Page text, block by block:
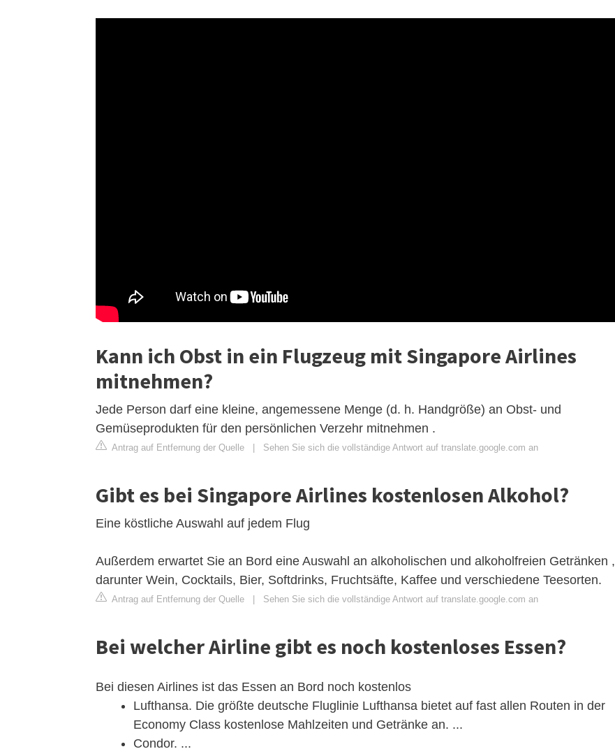
Kann ich Obst in ein Flugzeug mit Singapore Airlines
mitnehmen?
Jede Person darf eine kleine, angemessene Menge (d. h. Handgröße) an Obst- und
Gemüseprodukten für den persönlichen Verzehr mitnehmen .
Antrag auf Entfernung der Quelle | Sehen Sie sich die vollständige Antwort auf translate.google.com an
Gibt es bei Singapore Airlines kostenlosen Alkohol?
Eine köstliche Auswahl auf jedem Flug
Außerdem erwartet Sie an Bord eine Auswahl an alkoholischen und alkoholfreien Getränken ,
darunter Wein, Cocktails, Bier, Softdrinks, Fruchtsäfte, Kaffee und verschiedene Teesorten.
Antrag auf Entfernung der Quelle | Sehen Sie sich die vollständige Antwort auf translate.google.com an
Bei welcher Airline gibt es noch kostenloses Essen?
Bei diesen Airlines ist das Essen an Bord noch kostenlos
Lufthansa. Die größte deutsche Fluglinie Lufthansa bietet auf fast allen Routen in der
Economy Class kostenlose Mahlzeiten und Getränke an. ...
Condor. ...